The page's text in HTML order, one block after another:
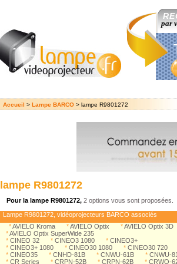
par
Accueil > Lampe BARCO > lampe R9801272
lampe R9801272
Pour la lampe R9801272, 2 options vous sont proposées.
Lampe R9801272, vidéoprojecteurs BARCO associés
*AVIELO Kroma *AVIELO Optix *AVIELO Optix 3D
*AVIELO Optix SuperWide 235
* CINEO 32 * CINEO3 1080 * CINEO3+
* CINEO3+ 1080 * CINEO30 1080 * CINEO30 720
* CINEO35 * CNHD-81B * CNWU-61B * CNWU-
* CR Series * CRPN-52B * CRPN-62B * CRWQ-